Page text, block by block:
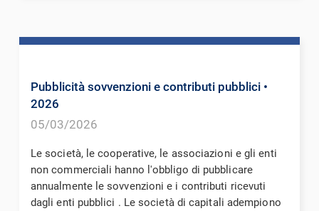
Pubblicità sovvenzioni e contributi pubblici •
2026
05/03/2026
Le società, le cooperative, le associazioni e gli enti
non commerciali hanno l'obbligo di pubblicare
annualmente le sovvenzioni e i contributi ricevuti
dagli enti pubblici . Le società di capitali adempiono